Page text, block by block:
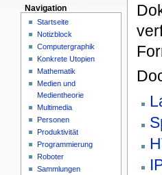
Navigation
Startseite
Notizblock
Computergraphik
Konkrete Utopien
Mathematik
Medien und
Medientheorie
Multimedia
Personen
Produktivität
Programmierung
Roboter
Sammlungen